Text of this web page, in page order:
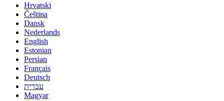
Hrvatski
Čeština
Dansk
Nederlands
English
Estonian
Persian
Français
Deutsch
עברית
Magyar